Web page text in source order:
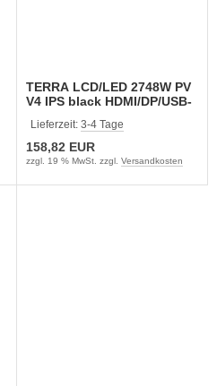
TERRA LCD/LED 2748W PV
V4 IPS black HDMI/DP/USB-
Lieferzeit: 3-4 Tage
158,82 EUR
zzgl. 19 % MwSt. zzgl. Versandkosten